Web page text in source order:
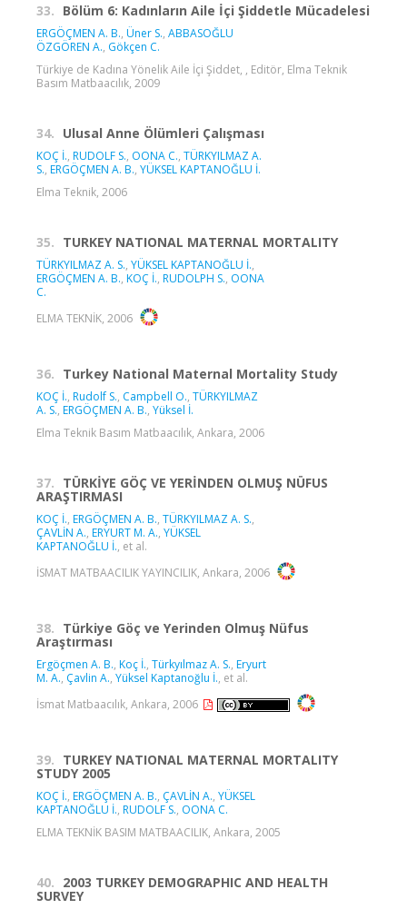
33. Bölüm 6: Kadınların Aile İçi Şiddetle Mücadelesi
ERGÖÇMEN A. B., Üner S., ABBASOĞLU
ÖZGÖREN A., Gökçen C.
Türkiye de Kadına Yönelik Aile İçi Şiddet, , Editör, Elma Teknik
Basım Matbaacılık, 2009
34. Ulusal Anne Ölümleri Çalışması
KOÇ İ., RUDOLF S., OONA C., TÜRKYILMAZ A.
S., ERGÖÇMEN A. B., YÜKSEL KAPTANOĞLU İ.
Elma Teknik, 2006
35. TURKEY NATIONAL MATERNAL MORTALITY
TÜRKYILMAZ A. S., YÜKSEL KAPTANOĞLU İ.,
ERGÖÇMEN A. B., KOÇ İ., RUDOLPH S., OONA
C.
ELMA TEKNİK, 2006
36. Turkey National Maternal Mortality Study
KOÇ İ., Rudolf S., Campbell O., TÜRKYILMAZ
A. S., ERGÖÇMEN A. B., Yüksel İ.
Elma Teknik Basım Matbaacılık, Ankara, 2006
37. TÜRKİYE GÖÇ VE YERİNDEN OLMUŞ NÜFUS
ARAŞTIRMASI
KOÇ İ., ERGÖÇMEN A. B., TÜRKYILMAZ A. S.,
ÇAVLİN A., ERYURT M. A., YÜKSEL
KAPTANOĞLU İ., et al.
İSMAT MATBAACILIK YAYINCILIK, Ankara, 2006
38. Türkiye Göç ve Yerinden Olmuş Nüfus
Araştırması
Ergöçmen A. B., Koç İ., Türkyılmaz A. S., Eryurt
M. A., Çavlin A., Yüksel Kaptanoğlu İ., et al.
İsmat Matbaacılık, Ankara, 2006
39. TURKEY NATIONAL MATERNAL MORTALITY
STUDY 2005
KOÇ İ., ERGÖÇMEN A. B., ÇAVLİN A., YÜKSEL
KAPTANOĞLU İ., RUDOLF S., OONA C.
ELMA TEKNİK BASIM MATBAACILIK, Ankara, 2005
40. 2003 TURKEY DEMOGRAPHIC AND HEALTH
SURVEY